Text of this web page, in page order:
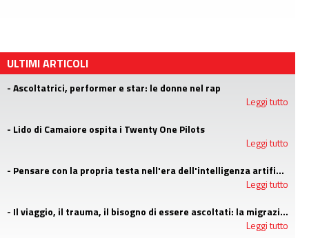
ULTIMI ARTICOLI
- Ascoltatrici, performer e star: le donne nel rap
Leggi tutto
- Lido di Camaiore ospita i Twenty One Pilots
Leggi tutto
- Pensare con la propria testa nell'era dell'intelligenza artificiale
Leggi tutto
- Il viaggio, il trauma, il bisogno di essere ascoltati: la migrazione agli occhi di uno psicologo di LGNET
Leggi tutto